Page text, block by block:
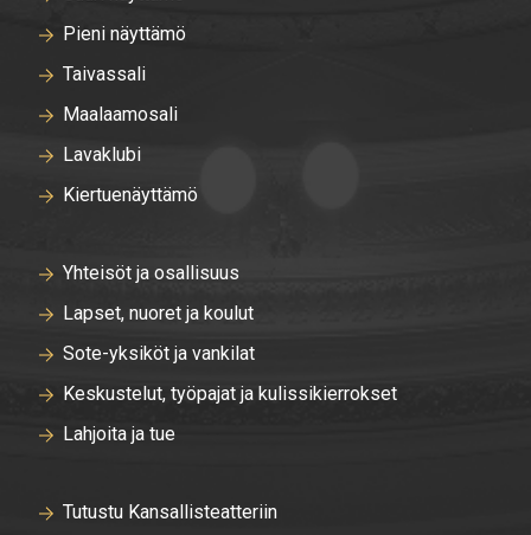
Pieni näyttämö
Taivassali
Maalaamosali
Lavaklubi
Kiertuenäyttämö
Yhteisöt ja osallisuus
Lapset, nuoret ja koulut
Sote-yksiköt ja vankilat
Keskustelut, työpajat ja kulissikierrokset
Lahjoita ja tue
Tutustu Kansallisteatteriin